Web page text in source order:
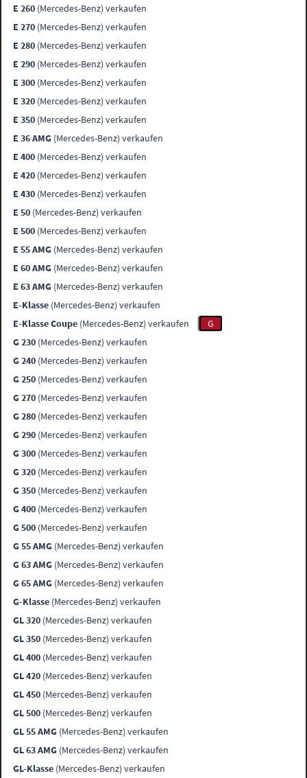
E 260 (Mercedes-Benz) verkaufen
E 270 (Mercedes-Benz) verkaufen
E 280 (Mercedes-Benz) verkaufen
E 290 (Mercedes-Benz) verkaufen
E 300 (Mercedes-Benz) verkaufen
E 320 (Mercedes-Benz) verkaufen
E 350 (Mercedes-Benz) verkaufen
E 36 AMG (Mercedes-Benz) verkaufen
E 400 (Mercedes-Benz) verkaufen
E 420 (Mercedes-Benz) verkaufen
E 430 (Mercedes-Benz) verkaufen
E 50 (Mercedes-Benz) verkaufen
E 500 (Mercedes-Benz) verkaufen
E 55 AMG (Mercedes-Benz) verkaufen
E 60 AMG (Mercedes-Benz) verkaufen
E 63 AMG (Mercedes-Benz) verkaufen
E-Klasse (Mercedes-Benz) verkaufen
E-Klasse Coupe (Mercedes-Benz) verkaufen
G
G 230 (Mercedes-Benz) verkaufen
G 240 (Mercedes-Benz) verkaufen
G 250 (Mercedes-Benz) verkaufen
G 270 (Mercedes-Benz) verkaufen
G 280 (Mercedes-Benz) verkaufen
G 290 (Mercedes-Benz) verkaufen
G 300 (Mercedes-Benz) verkaufen
G 320 (Mercedes-Benz) verkaufen
G 350 (Mercedes-Benz) verkaufen
G 400 (Mercedes-Benz) verkaufen
G 500 (Mercedes-Benz) verkaufen
G 55 AMG (Mercedes-Benz) verkaufen
G 63 AMG (Mercedes-Benz) verkaufen
G 65 AMG (Mercedes-Benz) verkaufen
G-Klasse (Mercedes-Benz) verkaufen
GL 320 (Mercedes-Benz) verkaufen
GL 350 (Mercedes-Benz) verkaufen
GL 400 (Mercedes-Benz) verkaufen
GL 420 (Mercedes-Benz) verkaufen
GL 450 (Mercedes-Benz) verkaufen
GL 500 (Mercedes-Benz) verkaufen
GL 55 AMG (Mercedes-Benz) verkaufen
GL 63 AMG (Mercedes-Benz) verkaufen
GL-Klasse (Mercedes-Benz) verkaufen